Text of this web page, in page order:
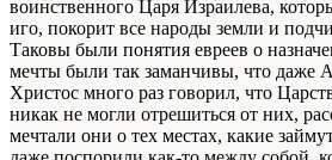
воинственного Царя Израилева,
иго, покорит все народы земли и
Таковы были понятия евреев о
мечты были так заманчивы, что даже
Христос много раз говорил, что
никак не могли отрешиться от них,
мечтали они о тех местах, какие